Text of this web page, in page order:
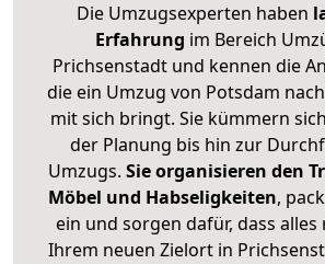
Die Umzugsexperten haben
Erfahrung im Bereich
Prichsenstadt und kennen die
die ein Umzug von Potsdam
mit sich bringt. Sie kümmern
der Planung bis hin zur
Umzugs. Sie organisieren den
Möbel und Habseligkeiten,
ein und sorgen dafür, dass
Ihrem neuen Zielort in